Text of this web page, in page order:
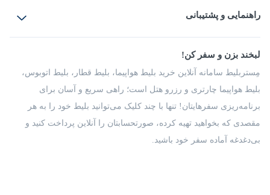
بلیط قطار
راهنمایی و پشتیبانی
شرایط و مقررات
راهکار سازمانی
فرصت‌های شغلی
درباره ما
لبخند بزن و سفر کن!
مِستربلیط سامانه آنلاین خرید بلیط هواپیما، بلیط قطار، بلیط اتوبوس،
بلیط هواپیما چارتری و رزرو هتل است؛ راهی سریع و آسان برای
برنامه‌ریزی سفرهایتان! تنها با چند کلیک می‌توانید بلیط خود را به هر
مقصدی که بخواهید تهیه کرده، صورتحسابتان را آنلاین پرداخت کنید و
بی‌دغدغه آماده سفر خود باشید.